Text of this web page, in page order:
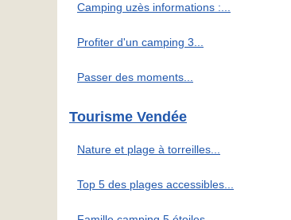
Camping uzès informations :...
Profiter d'un camping 3...
Passer des moments...
Tourisme Vendée
Nature et plage à torreilles...
Top 5 des plages accessibles...